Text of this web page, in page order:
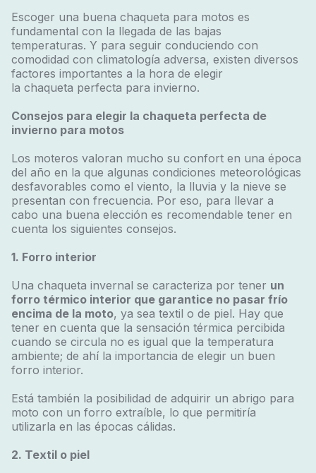
Escoger una buena chaqueta para motos es
fundamental con la llegada de las bajas
temperaturas. Y para seguir conduciendo con
comodidad con climatología adversa, existen diversos
factores importantes a la hora de elegir
la chaqueta perfecta para invierno.
Consejos para elegir la chaqueta perfecta de
invierno para motos
Los moteros valoran mucho su confort en una época
del año en la que algunas condiciones meteorológicas
desfavorables como el viento, la lluvia y la nieve se
presentan con frecuencia. Por eso, para llevar a
cabo una buena elección es recomendable tener en
cuenta los siguientes consejos.
1. Forro interior
Una chaqueta invernal se caracteriza por tener un
forro térmico interior que garantice no pasar frío
encima de la moto, ya sea textil o de piel. Hay que
tener en cuenta que la sensación térmica percibida
cuando se circula no es igual que la temperatura
ambiente; de ahí la importancia de elegir un buen
forro interior.
Está también la posibilidad de adquirir un abrigo para
moto con un forro extraíble, lo que permitiría
utilizarla en las épocas cálidas.
2. Textil o piel